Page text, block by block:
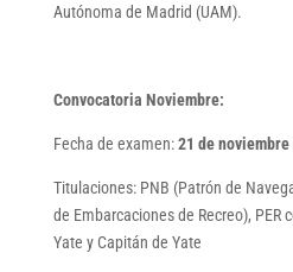
Autónoma de Madrid (UAM).
Convocatoria Noviembre:
Fecha de examen:21 de noviembre
Titulaciones: PNB (Patrón de
de Embarcaciones de Recreo), PER
Yate y Capitán de Yate